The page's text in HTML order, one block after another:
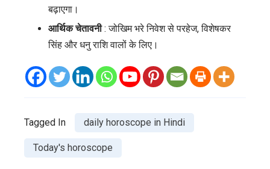
बढ़ाएगा।
आर्थिक चेतावनी: जोखिम भरे निवेश से परहेज, विशेषकर
सिंह और धनु राशि वालों के लिए।
Tagged In daily horoscope in Hindi
Today's horoscope